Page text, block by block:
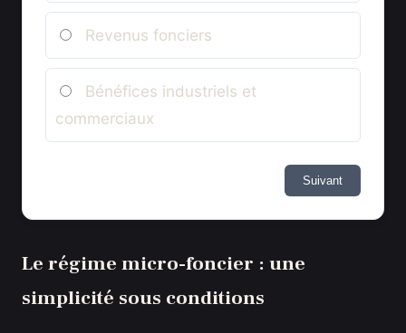
Revenus fonciers
Bénéfices industriels et
commerciaux
Suivant
Le régime micro-foncier : une
simplicité sous conditions